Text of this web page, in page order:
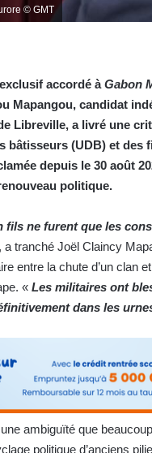
© GMT
accordé àGabon
Mapangou, candidat
Libreville, a livré une
bâtisseurs (UDB) et
depuis le 30 août
politique.
ne furent que les
a tranché Joël Claincy
entre la chute d’un clan
« Les militaires ont
dans les
ambiguïté que
politique d’anciens